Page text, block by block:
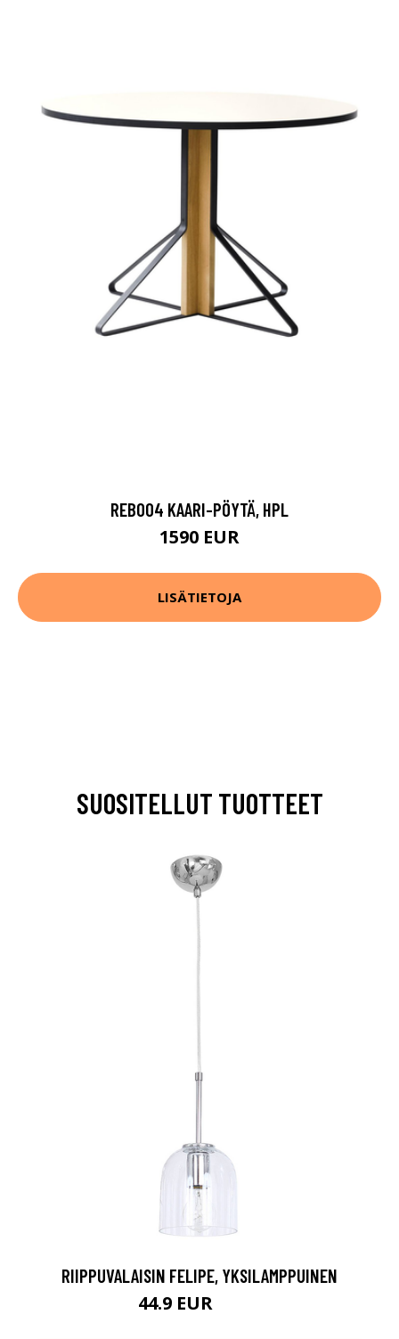
REB004 KAARI-PÖYTÄ, HPL
1590 EUR
LISÄTIETOJA
SUOSITELLUT TUOTTEET
RIIPPUVALAISIN FELIPE, YKSILAMPPUINEN
44.9 EUR